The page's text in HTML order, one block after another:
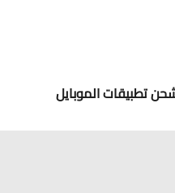
تطبيقات الموبايل